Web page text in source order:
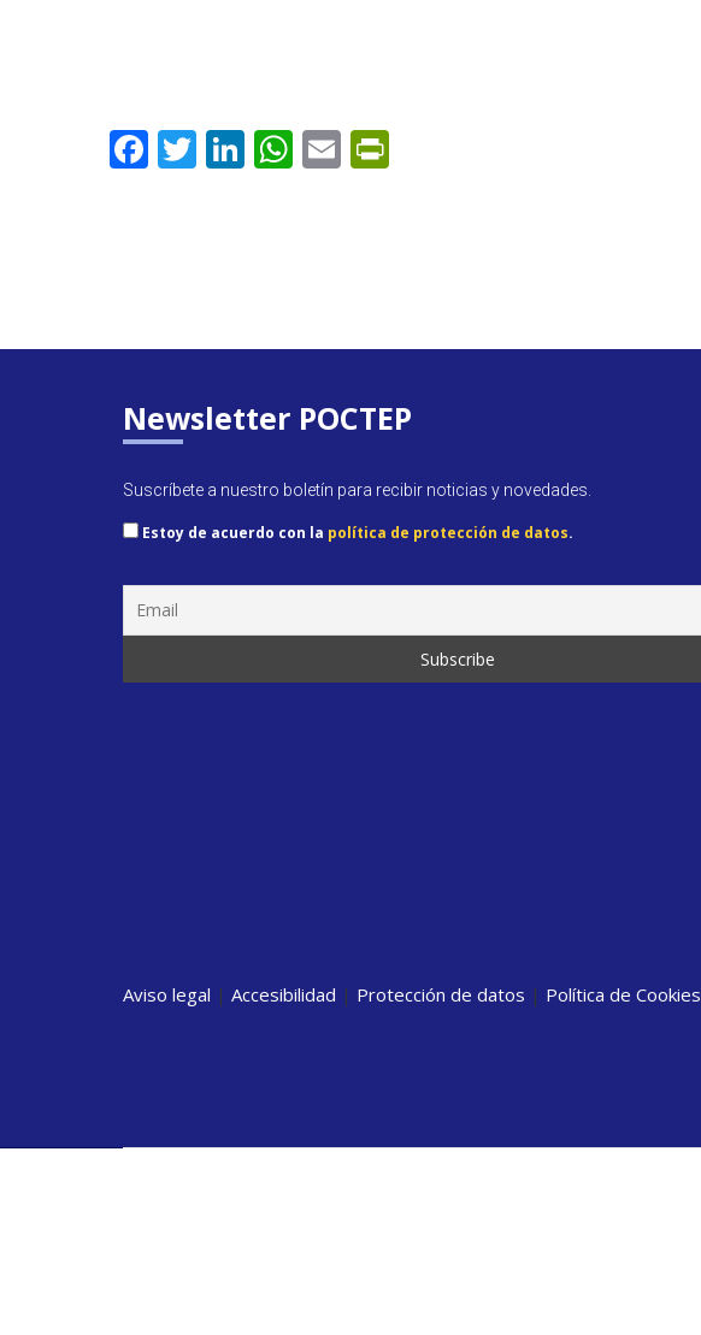
F
o
T Li
n
W
p
E
n
y
Newsletter POCTEP
Suscríbete a nuestro boletín para recibir noticias y novedades.
Estoy de acuerdo con la política de protección de datos.
Aviso legal | Accesibilidad | Protección de datos | Política de Cookies